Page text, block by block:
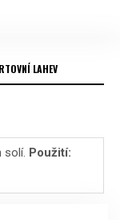
LAHEV
solí. Použití: